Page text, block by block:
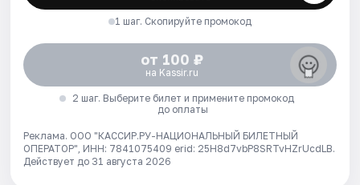
1 шаг. Скопируйте промокод
от 100 ₽
на Kassir.ru
2 шаг. Выберите билет и примените промокод
до оплаты
Реклама. ООО "КАССИР.РУ-НАЦИОНАЛЬНЫЙ БИЛЕТНЫЙ
ОПЕРАТОР", ИНН: 7841075409 erid: 25H8d7vbP8SRTvHZrUcdLB.
Действует до 31 августа 2026